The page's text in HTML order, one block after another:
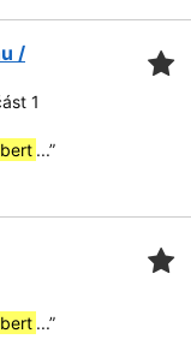
/
1
...”
...”